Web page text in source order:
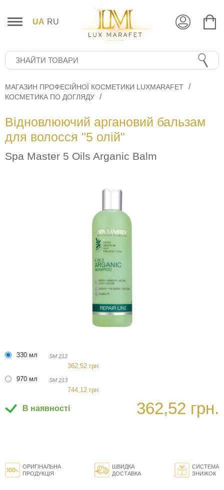
UA RU
МАГАЗИН ПРОФЕСІЙНОЇ КОСМЕТИКИ LUXMARAFET
КОСМЕТИКА ПО ДОГЛЯДУ
Відновлюючий аргановий бальзам
для волосся "5 олій"
Spa Master 5 Oils Arganic Balm
330 мл SM 212
362,52 грн.
970 мл
SM 213
744,12 грн.
В наявності 362,52 грн.
ОРИГІНАЛЬНА
ПРОДУКЦІЯ
ШВИДКА
ДОСТАВКА
СИСТЕМА
ЗНИЖОК